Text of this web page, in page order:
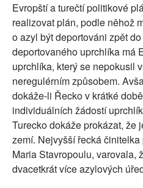
Evropští a turečtí politikové
realizovat plán, podle něhož
o azyl být deportováni zpět
deportovaného uprchlíka má
uprchlíka, který se nepokusil
neregulérním způsobem.
dokáže-li Řecko v krátké
individuálních žádostí
Turecko dokáže prokázat, že
zemí. Nejvyšší řecká
Maria Stavropoulu, varovala,
dvacetkrát více azylových